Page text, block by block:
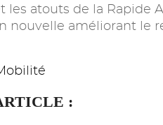
les atouts de la Rapide
nouvelle améliorant le
: